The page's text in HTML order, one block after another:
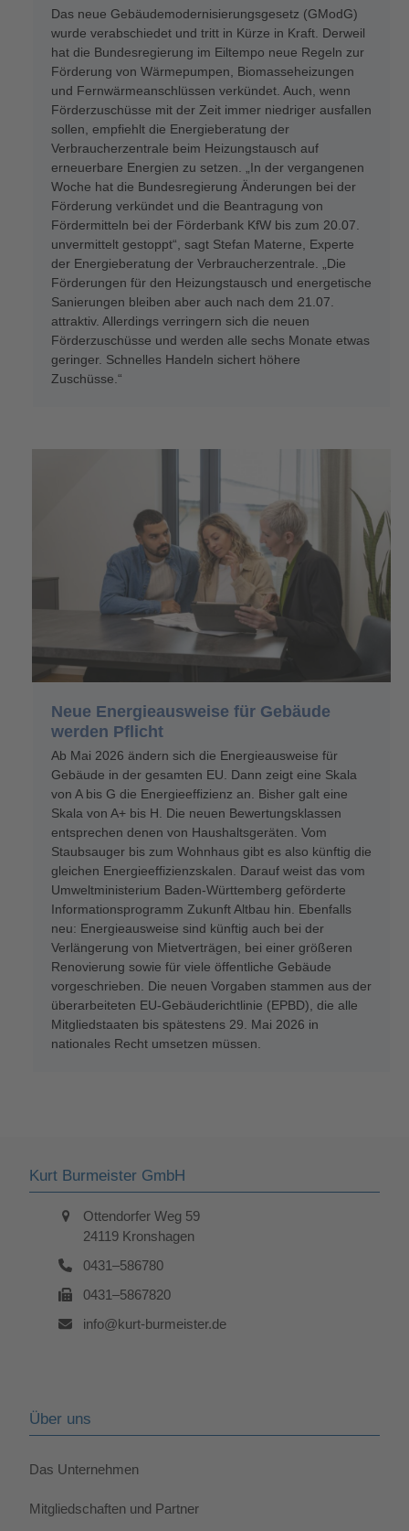
Das neue Gebäudemodernisierungsgesetz (GModG)
wurde verabschiedet und tritt in Kürze in Kraft. Derweil
hat die Bundesregierung im Eiltempo neue Regeln zur
Förderung von Wärmepumpen, Biomasseheizungen
und Fernwärmeanschlüssen verkündet. Auch, wenn
Förderzuschüsse mit der Zeit immer niedriger ausfallen
sollen, empfiehlt die Energieberatung der
Verbraucherzentrale beim Heizungstausch auf
erneuerbare Energien zu setzen. „In der vergangenen
Woche hat die Bundesregierung Änderungen bei der
Förderung verkündet und die Beantragung von
Fördermitteln bei der Förderbank KfW bis zum 20.07.
unvermittelt gestoppt“, sagt Stefan Materne, Experte
der Energieberatung der Verbraucherzentrale. „Die
Förderungen für den Heizungstausch und energetische
Sanierungen bleiben aber auch nach dem 21.07.
attraktiv. Allerdings verringern sich die neuen
Förderzuschüsse und werden alle sechs Monate etwas
geringer. Schnelles Handeln sichert höhere
Zuschüsse.“
Neue Energieausweise für Gebäude
werden Pflicht
Ab Mai 2026 ändern sich die Energieausweise für
Gebäude in der gesamten EU. Dann zeigt eine Skala
von A bis G die Energieeffizienz an. Bisher galt eine
Skala von A+ bis H. Die neuen Bewertungsklassen
entsprechen denen von Haushaltsgeräten. Vom
Staubsauger bis zum Wohnhaus gibt es also künftig die
gleichen Energieeffizienzskalen. Darauf weist das vom
Umweltministerium Baden-Württemberg geförderte
Informationsprogramm Zukunft Altbau hin. Ebenfalls
neu: Energieausweise sind künftig auch bei der
Verlängerung von Mietverträgen, bei einer größeren
Renovierung sowie für viele öffentliche Gebäude
vorgeschrieben. Die neuen Vorgaben stammen aus der
überarbeiteten EU-Gebäuderichtlinie (EPBD), die alle
Mitgliedstaaten bis spätestens 29. Mai 2026 in
nationales Recht umsetzen müssen.
Kurt Burmeister GmbH
Ottendorfer Weg 59
24119 Kronshagen
0431–586780
0431–5867820
info@kurt-burmeister.de
Über uns
Das Unternehmen
Mitgliedschaften und Partner